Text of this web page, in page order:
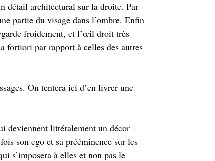
détail architectural sur la droite. Par
partie du visage dans l’ombre. Enfin
froidement, et l’œil droit très
fortiori par rapport à celles des autres
On tentera ici d’en livrer une
deviennent littéralement un décor -
son ego et sa prééminence sur les
s’imposera à elles et non pas le